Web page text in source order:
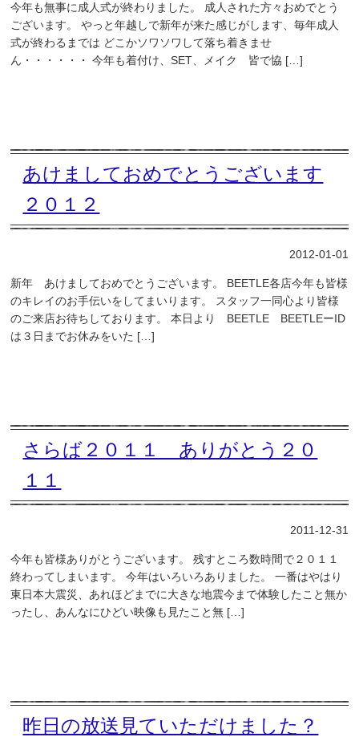
今年も無事に成人式が終わりました。 成人された方々おめでとう
ございます。 やっと年越しで新年が来た感じがします、毎年成人
式が終わるまでは どこかソワソワして落ち着きませ
ん・・・・・・ 今年も着付け、SET、メイク 皆で協 […]
あけましておめでとうございます
２０１２
2012-01-01
新年 あけましておめでとうございます。 BEETLE各店今年も皆様
のキレイのお手伝いをしてまいります。 スタッフ一同心より皆様
のご来店お待ちしております。 本日より BEETLE BEETLEーID
は３日までお休みをいた […]
さらば２０１１ ありがとう２０
１１
2011-12-31
今年も皆様ありがとうございます。 残すところ数時間で２０１１
終わってしまいます。 今年はいろいろありました。 一番はやはり
東日本大震災、あれほどまでに大きな地震今まで体験したこと無か
ったし、あんなにひどい映像も見たこと無 […]
昨日の放送見ていただけました？